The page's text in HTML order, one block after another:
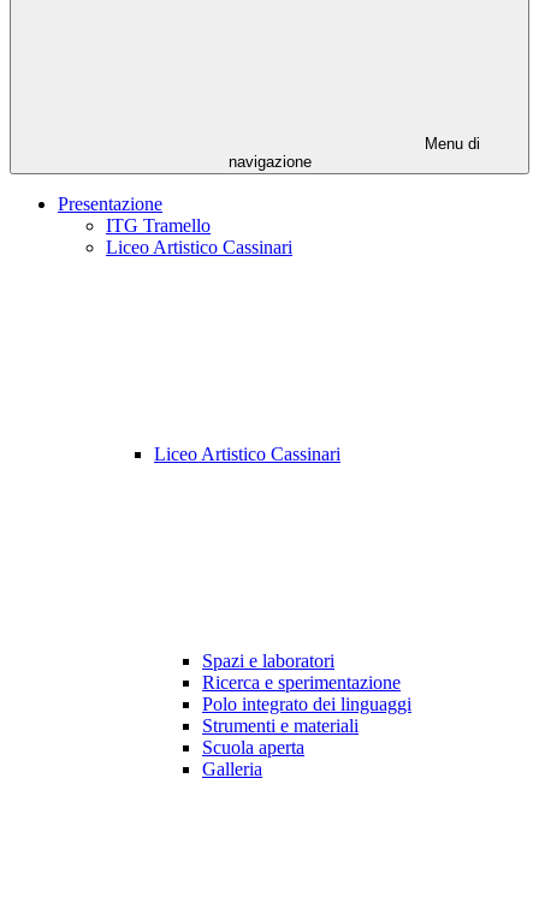
Menu di
navigazione
Presentazione
ITG Tramello
Liceo Artistico Cassinari
Liceo Artistico Cassinari
Spazi e laboratori
Ricerca e sperimentazione
Polo integrato dei linguaggi
Strumenti e materiali
Scuola aperta
Galleria